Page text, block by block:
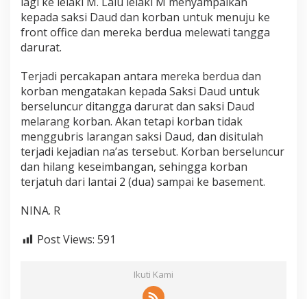
kepada saksi Daud dan korban untuk menuju ke
front office dan mereka berdua melewati tangga
darurat.
Terjadi percakapan antara mereka berdua dan
korban mengatakan kepada Saksi Daud untuk
berseluncur ditangga darurat dan saksi Daud
melarang korban. Akan tetapi korban tidak
menggubris larangan saksi Daud, dan disitulah
terjadi kejadian na’as tersebut. Korban berseluncur
dan hilang keseimbangan, sehingga korban
terjatuh dari lantai 2 (dua) sampai ke basement.
NINA. R
Post Views: 591
Ikuti Kami